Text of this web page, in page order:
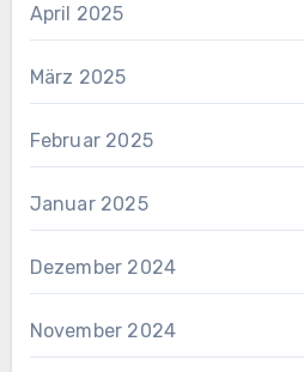
April 2025
März 2025
Februar 2025
Januar 2025
Dezember 2024
November 2024